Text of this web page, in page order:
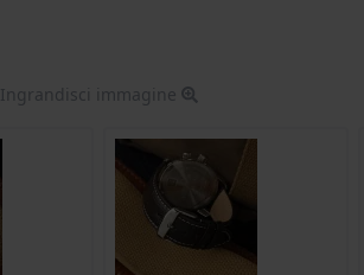
Ingrandisci immagine